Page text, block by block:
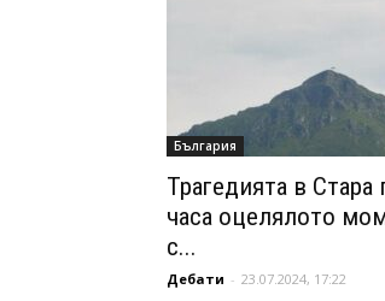
България
Трагедията в
часа оцелялото
с...
Дебати - 23.07.2024, 17:22